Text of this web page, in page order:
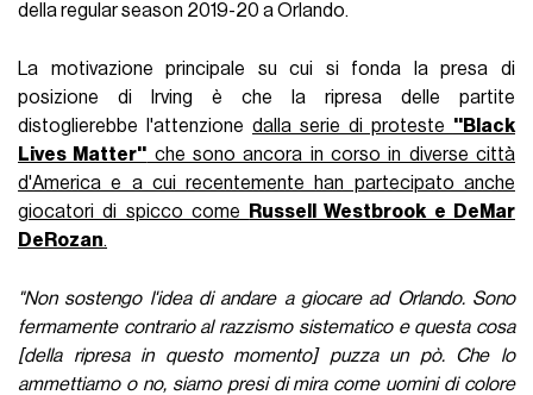
della regular season 2019-20 a Orlando.
La motivazione principale su cui si fonda la presa di
posizione di Irving è che la ripresa delle partite
distoglierebbe l'attenzionedalla serie di proteste ''Black
Lives Matter'' che sono ancora in corso in diverse città
d'America e a cui recentemente han partecipato anche
giocatori di spicco come
Russell Westbrook e DeMar
DeRozan.
"Non sostengo l'idea di andare a giocare ad Orlando. Sono
fermamente contrario al razzismo sistematico e questa cosa
[della ripresa in questo momento] puzza un pò. Che lo
ammettiamo o no, siamo presi di mira come uomini di colore